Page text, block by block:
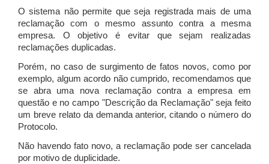
O sistema não permite que seja registrada mais de uma
reclamação com o mesmo assunto contra a mesma
empresa. O objetivo é evitar que sejam realizadas
reclamações duplicadas.
Porém, no caso de surgimento de fatos novos, como por
exemplo, algum acordo não cumprido, recomendamos que
se abra uma nova reclamação contra a empresa em
questão e no campo "Descrição da Reclamação" seja feito
um breve relato da demanda anterior, citando o número do
Protocolo.
Não havendo fato novo, a reclamação pode ser cancelada
por motivo de duplicidade.